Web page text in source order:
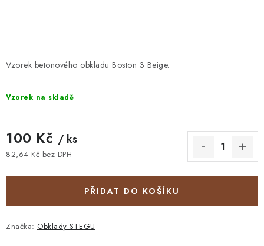
KONTAKT DOPRAVA A PLATBA
VZORKOVNA
PRAKTICKÉ RADY
VZOREK
INSPIRACE
PROČ KOUPIT U NÁS?
Vzorek betonového obkladu Boston 3 Beige.
Vzorek na skladě
100 Kč / ks
82,64 Kč bez DPH
PŘIDAT DO KOŠÍKU
Značka: Obklady STEGU